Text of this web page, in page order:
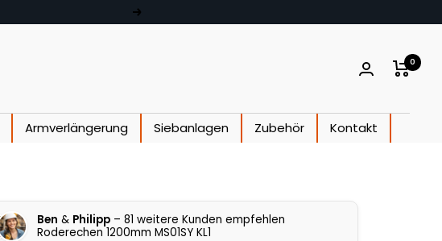
Weiter
0
Armverlängerung Siebanlagen Zubehör Kontakt
Ben & Philipp
Roderechen 1200mm MS01SY KL1